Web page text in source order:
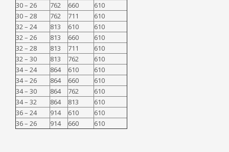
30 – 26
762 660
610
30 – 28
762 711
610
32 – 24
813 610
610
32 – 26
813 660
610
32 – 28
813 711
610
32 – 30
813 762
610
34 – 24
864 610
610
34 – 26
864 660
610
34 – 30
864 762
610
34 – 32
864 813
610
36 – 24
914 610
610
36 – 26
914 660 610